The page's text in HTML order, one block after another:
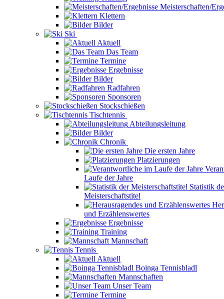
Meisterschaften/
Klettern
Bilder
Ski
Aktuell
Das Team
Termine
Ergebnisse
Bilder
Radfahren
Sponsoren
Stockschießen
Tischtennis
Abteilungsleitung
Bilder
Chronik
Die ersten Jahre
Platzierungen
Laufe der Jahre
Statistik
Meisterschaftstitel
und Erzählenswertes
Ergebnisse
Training
Mannschaft
Tennis
Aktuell
Boinga Tennisbladl
Mannschaften
Unser Team
Termine